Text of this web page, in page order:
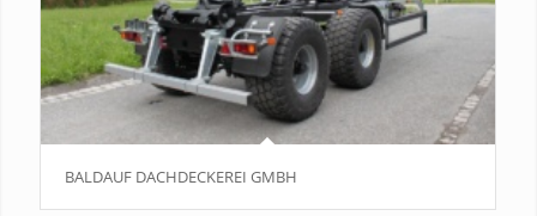
BALDAUF DACHDECKEREI GMBH